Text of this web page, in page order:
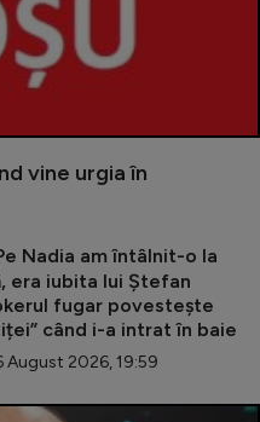
vine urgia în
Nadia am întâlnit-o la
era iubita lui Ștefan
fugar povestește
când i-a intrat în baie
August 2026, 19:59